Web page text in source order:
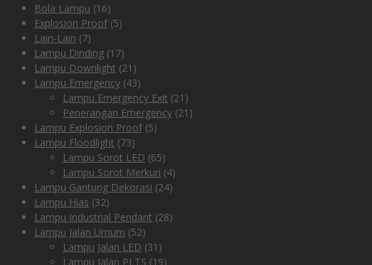
Bola Lampu (16)
Explosion Proof (5)
Lain-Lain (7)
Lampu Dinding (17)
Lampu Downlight (21)
Lampu Emergency (43)
Lampu Emergency Exit (21)
Penerangan Emergency (21)
Lampu Explosion Proof (5)
Lampu Floodlight (73)
Lampu Sorot LED (65)
Lampu Sorot Merkuri (4)
Lampu Gantung Dekorasi (24)
Lampu Hias (32)
Lampu Industrial Pendant (28)
Lampu Jalan Umum (52)
Lampu Jalan LED (31)
Lampu Jalan PLTS (19)